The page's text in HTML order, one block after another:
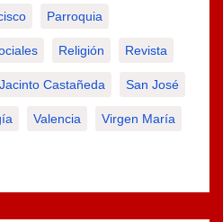
Parroquia
Religión Revista
Castañeda San José
Valencia Virgen María